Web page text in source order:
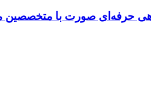
حرفه‌ای صورت با